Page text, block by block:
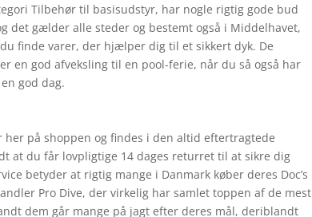
Tilbehør til basisudstyr, har nogle rigtig gode bud
det gælder alle steder og bestemt også i Middelhavet,
finde varer, der hjælper dig til et sikkert dyk. De
en god afveksling til en pool-ferie, når du så også har
god dag.
her på shoppen og findes i den altid eftertragtede
at du får lovpligtige 14 dages returret til at sikre dig
betyder at rigtig mange i Danmark køber deres Doc’s
Pro Dive, der virkelig har samlet toppen af de mest
dem går mange på jagt efter deres mål, deriblandt